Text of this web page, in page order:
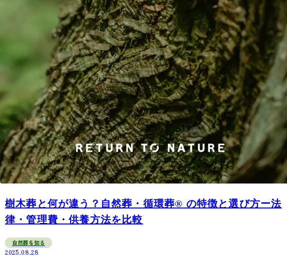
樹木葬と何が違う？自然葬・循環葬®︎ の特徴と選び方ー法
律・管理費・供養方法を比較
自然葬を知る
2025.08.28